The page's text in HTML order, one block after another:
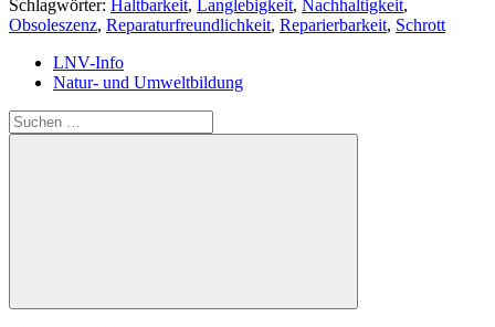
Schlagwörter: Haltbarkeit, Langlebigkeit, Nachhaltigkeit,
Obsoleszenz, Reparaturfreundlichkeit, Reparierbarkeit, Schrott
LNV-Info
Natur- und Umweltbildung
Suchen
nach:
Suchen